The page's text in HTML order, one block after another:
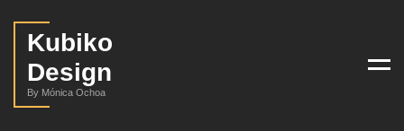
Kubiko
Design
By Mónica Ochoa